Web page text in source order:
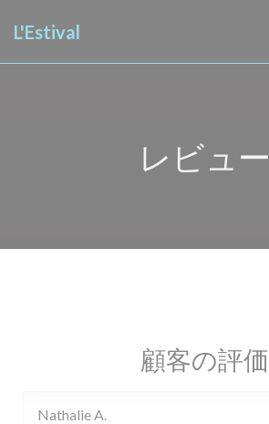
L'Estival
レビュー
顧客の評価
NathalieA